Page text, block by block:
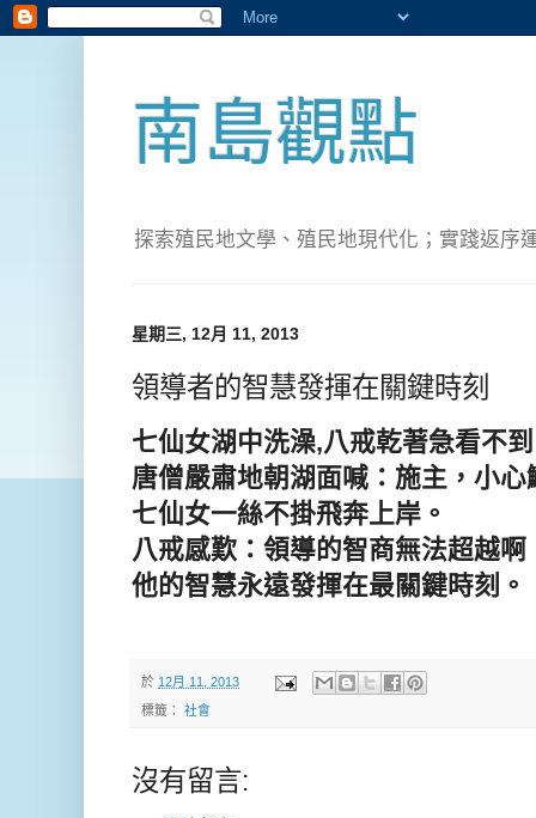
南島觀點
探索殖民地文學、殖民地現代化；實踐返序
星期三, 12月 11, 2013
領導者的智慧發揮在關鍵時刻
七仙女湖中洗澡,八戒乾著急看不
唐僧嚴肅地朝湖面喊：施主，小心
七仙女一絲不掛飛奔上岸。
八戒感歎：領導的智商無法超越啊
他的智慧永遠發揮在最關鍵時刻。
於 12月 11, 2013
標籤： 社會
沒有留言: